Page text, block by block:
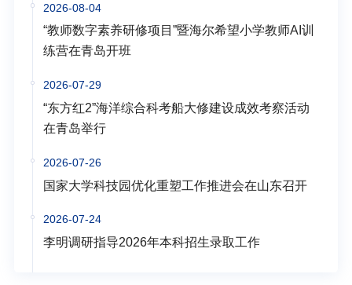
2026-08-04
“教师数字素养研修项目”暨海尔希望小学教师AI训
练营在青岛开班
2026-07-29
“东方红2”海洋综合科考船大修建设成效考察活动
在青岛举行
2026-07-26
国家大学科技园优化重塑工作推进会在山东召开
2026-07-24
李明调研指导2026年本科招生录取工作